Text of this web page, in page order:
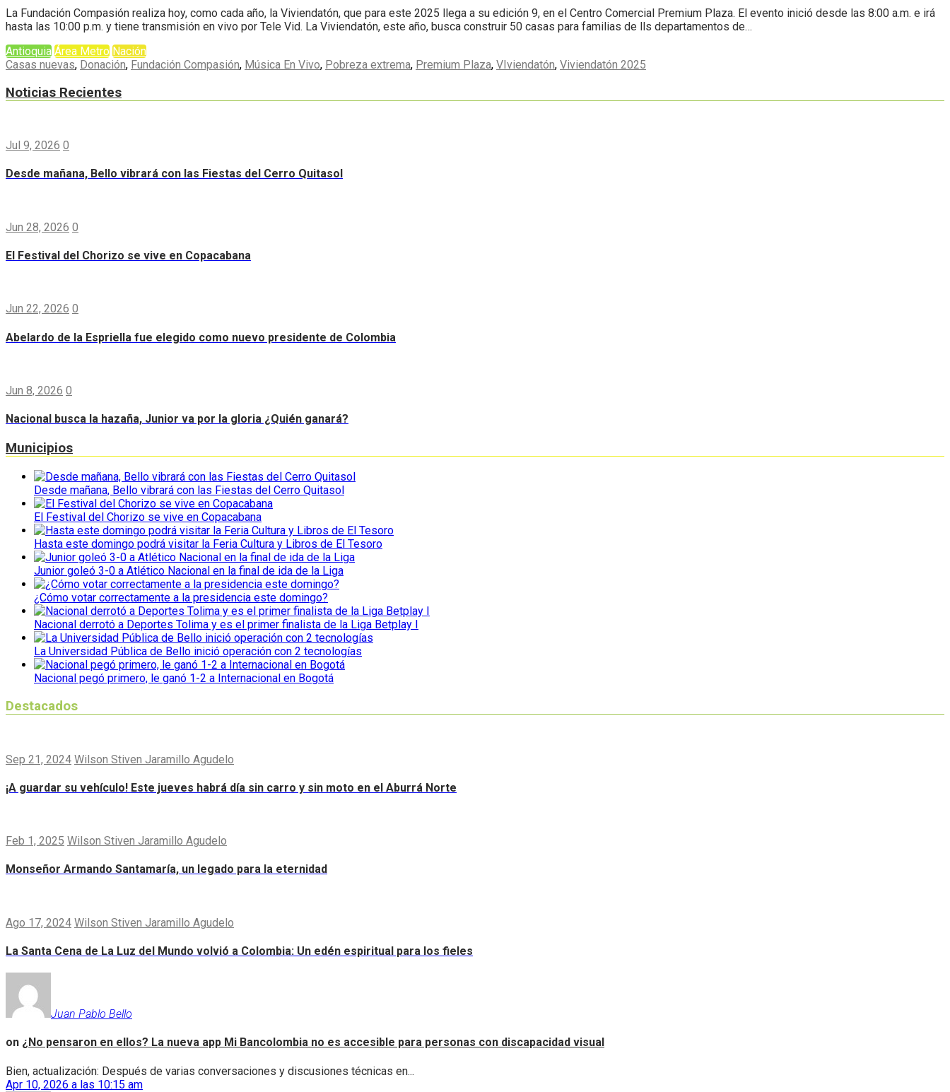
La Fundación Compasión realiza hoy, como cada año, la Viviendatón, que para este 2025 llega a su edición 9, en el Centro Comercial Premium Plaza. El evento inició desde las 8:00 a.m. e irá
hasta las 10:00 p.m. y tiene transmisión en vivo por Tele Vid. La Viviendatón, este año, busca construir 50 casas para familias de lls departamentos de…
Antioquia Área Metro Nación
Casas nuevas, Donación, Fundación Compasión, Música En Vivo, Pobreza extrema, Premium Plaza, VIviendatón, Viviendatón 2025
Noticias Recientes
Jul 9, 2026 0
Desde mañana, Bello vibrará con las Fiestas del Cerro Quitasol
Jun 28, 2026 0
El Festival del Chorizo se vive en Copacabana
Jun 22, 2026 0
Abelardo de la Espriella fue elegido como nuevo presidente de Colombia
Jun 8, 2026 0
Nacional busca la hazaña, Junior va por la gloria ¿Quién ganará?
Municipios
Desde mañana, Bello vibrará con las Fiestas del Cerro Quitasol
El Festival del Chorizo se vive en Copacabana
Hasta este domingo podrá visitar la Feria Cultura y Libros de El Tesoro
Junior goleó 3-0 a Atlético Nacional en la final de ida de la Liga
¿Cómo votar correctamente a la presidencia este domingo?
Nacional derrotó a Deportes Tolima y es el primer finalista de la Liga Betplay I
La Universidad Pública de Bello inició operación con 2 tecnologías
Nacional pegó primero, le ganó 1-2 a Internacional en Bogotá
Destacados
Sep 21, 2024 Wilson Stiven Jaramillo Agudelo
¡A guardar su vehículo! Este jueves habrá día sin carro y sin moto en el Aburrá Norte
Feb 1, 2025 Wilson Stiven Jaramillo Agudelo
Monseñor Armando Santamaría, un legado para la eternidad
Ago 17, 2024 Wilson Stiven Jaramillo Agudelo
La Santa Cena de La Luz del Mundo volvió a Colombia: Un edén espiritual para los fieles
Juan Pablo Bello
on ¿No pensaron en ellos? La nueva app Mi Bancolombia no es accesible para personas con discapacidad visual
Bien, actualización: Después de varias conversaciones y discusiones técnicas en...
Apr 10, 2026 a las 10:15 am